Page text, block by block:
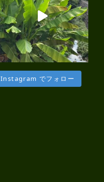
Instagram でフォロー